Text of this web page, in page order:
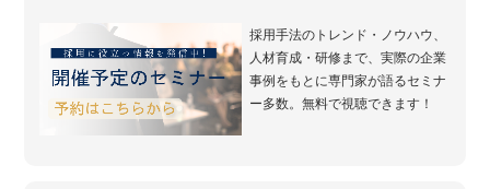
採用手法のトレンド・ノウハウ、
人材育成・研修まで、実際の企業
事例をもとに専門家が語るセミナ
ー多数。無料で視聴できます！